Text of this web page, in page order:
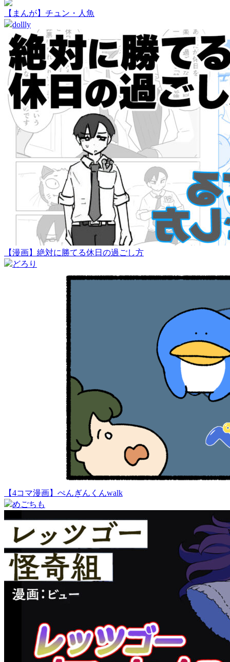
【まんが】チュン・人魚
dollly
【漫画】絶対に勝てる休日の過ごし方
どろり
【4コマ漫画】ぺんぎんくんwalk
めごちも